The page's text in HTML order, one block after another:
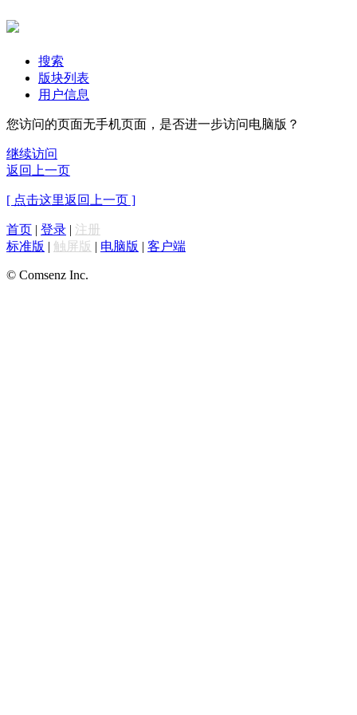
搜索
版块列表
用户信息
您访问的页面无手机页面，是否进一步访问电脑版？
继续访问
返回上一页
[ 点击这里返回上一页 ]
首页 | 登录 | 注册
标准版 | 触屏版 | 电脑版 | 客户端
© Comsenz Inc.